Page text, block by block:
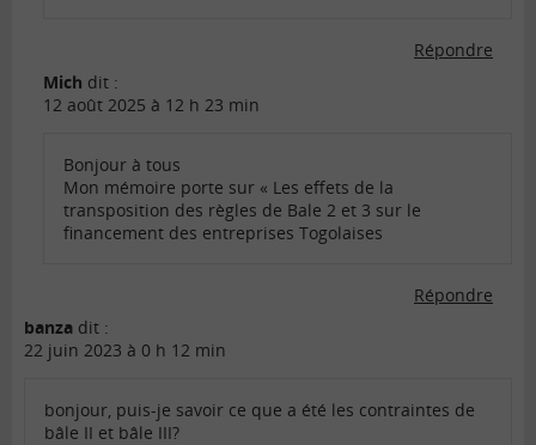
Répondre
Mich dit :
12 août 2025 à 12 h 23 min
Bonjour à tous
Mon mémoire porte sur « Les effets de la
transposition des règles de Bale 2 et 3 sur le
financement des entreprises Togolaises
Répondre
banza dit :
22 juin 2023 à 0 h 12 min
bonjour, puis-je savoir ce que a été les contraintes de
bâle II et bâle III?